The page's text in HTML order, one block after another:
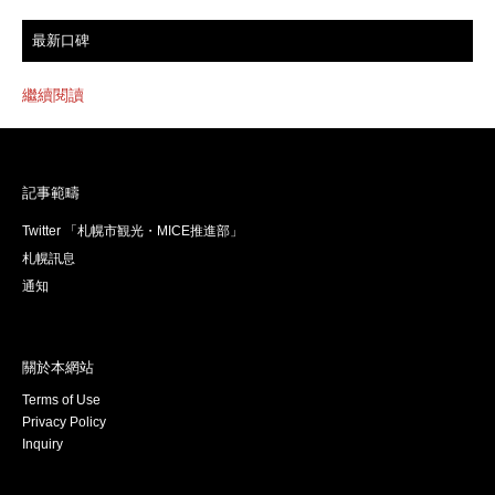
最新口碑
繼續閱讀
記事範疇
Twitter 「札幌市観光・MICE推進部」
札幌訊息
通知
關於本網站
Terms of Use
Privacy Policy
Inquiry